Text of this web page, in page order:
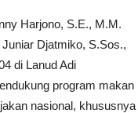
Harjono, S.E., M.M.
Djatmiko, S.Sos.,
di Lanud Adi
program makan
nasional, khususnya